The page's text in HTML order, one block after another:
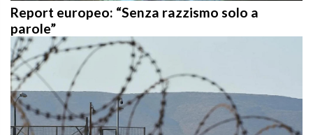
Report europeo: “Senza razzismo solo a
parole”